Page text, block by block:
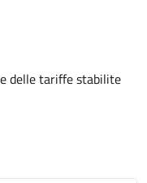
delle tariffe stabilite